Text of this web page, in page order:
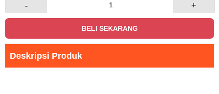
- +
BELI SEKARANG
Deskripsi Produk